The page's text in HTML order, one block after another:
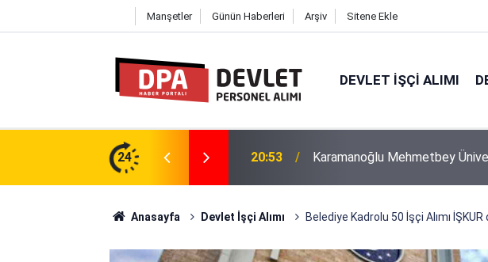
Manşetler Günün Haberleri Arşiv Sitene Ekle
DEVLET İŞÇI ALIMI
24
36 Personel Alımı 2026 | Başvuru 20:48 Erciyes Üniversitesi 207
Anasayfa Devlet İşçi Alımı Belediye Kadrolu 50 İşçi Alımı